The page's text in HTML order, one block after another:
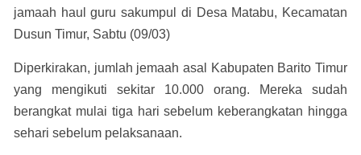
jamaah haul guru sakumpul di Desa Matabu, Kecamatan
Dusun Timur, Sabtu (09/03)
Diperkirakan, jumlah jemaah asal Kabupaten Barito Timur
yang mengikuti sekitar 10.000 orang. Mereka sudah
berangkat mulai tiga hari sebelum keberangkatan hingga
sehari sebelum pelaksanaan.